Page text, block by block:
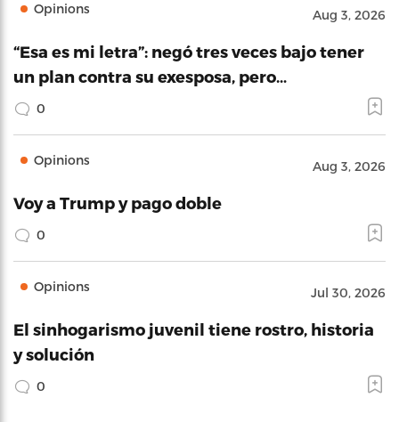
Opinions Aug 3, 2026
“Esa es mi letra”: negó tres veces bajo tener
un plan contra su exesposa, pero…
0
Opinions Aug 3, 2026
Voy a Trump y pago doble
0
Opinions Jul 30, 2026
El sinhogarismo juvenil tiene rostro, historia
y solución
0